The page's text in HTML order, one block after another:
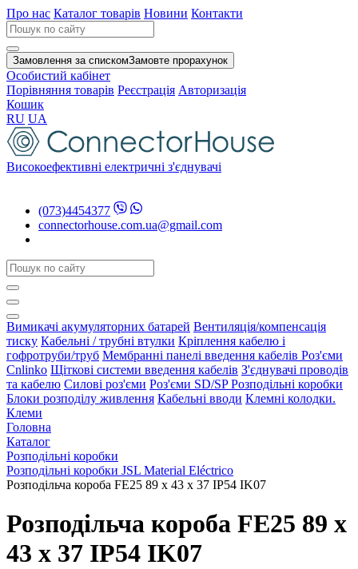
Про нас Каталог товарів Новини Контакти
Замовлення за спискомЗамовте прорахунок
Особистий кабінет
Порівняння товарів Реєстрація Авторизація
Кошик
RU UA
Високоефективні електричні з'єднувачі
(073)4454377
connectorhouse.com.ua@gmail.com
Вимикачі акумуляторних батарей Вентиляція/компенсація
тиску Кабельні / трубні втулки Кріплення кабелю і
гофротруби/труб Мембранні панелі введення кабелів Роз'єми
Cnlinko Щіткові системи введення кабелів З'єднувачі проводів
та кабелю Силові роз'єми Роз'єми SD/SPРозподільні коробки
Блоки розподілу живлення Кабельні вводи Клемні колодки.
Клеми
Головна
Каталог
Розподільні коробки
Розподільні коробки JSL Material Eléctrico
Розподільча короба FE25 89 x 43 x 37 IP54 IK07
Розподільча короба FE25 89 x
43 x 37 IP54 IK07